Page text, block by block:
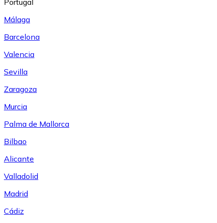
Portugal
Málaga
Barcelona
Valencia
Sevilla
Zaragoza
Murcia
Palma de Mallorca
Bilbao
Alicante
Valladolid
Madrid
Cádiz